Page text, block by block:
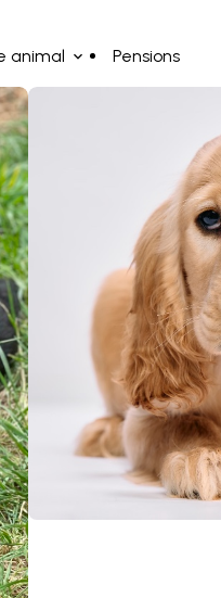
animal Pensions